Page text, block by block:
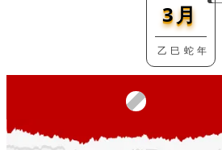
3月
乙 巳 蛇 年